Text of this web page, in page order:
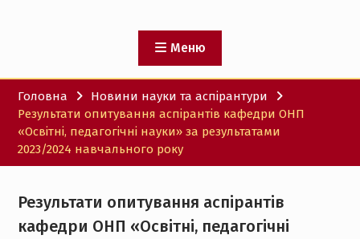
Меню
Головна
Новини науки та аспірантури
Результати опитування аспірантів кафедри ОНП
«Освітні, педагогічні науки» за результатами
2023/2024 навчального року
Результати опитування аспірантів
кафедри ОНП «Освітні, педагогічні